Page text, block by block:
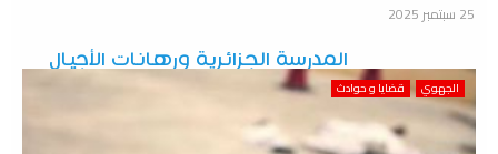
25 سبتمبر 2025
المدرسة الجزائرية ورهانات الأجيال
القادمة
25 سبتمبر 2025
الجهوي قضايا و حوادث